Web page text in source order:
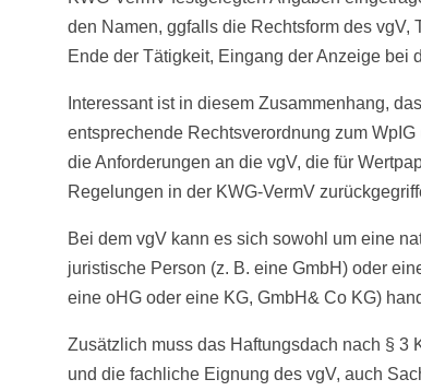
den Namen, ggfalls die Rechtsform des vgV,
Ende der Tätigkeit, Eingang der Anzeige bei
Interessant ist in diesem Zusammenhang,
entsprechende Rechtsverordnung zum
die Anforderungen an die vgV, die für
Regelungen in der KWG-VermV
Bei dem vgV kann es sich sowohl um eine
juristische Person (z. B. eine GmbH) oder
eine oHG oder eine KG, GmbH& Co KG)
Zusätzlich muss das Haftungsdach nach § 3
und die fachliche Eignung des vgV, auch